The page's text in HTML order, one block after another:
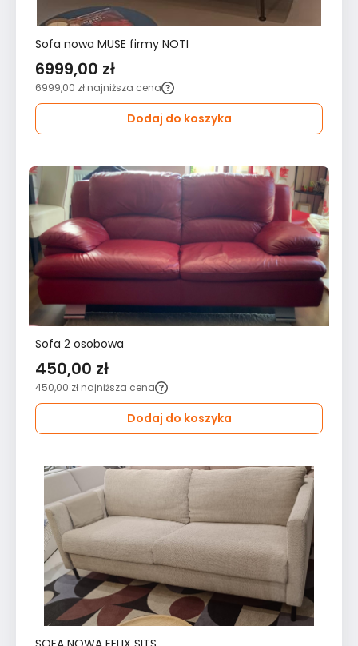
Sofa nowa MUSE firmy NOTI
6999,00 zł
6999,00 zł najniższa cena
Dodaj do koszyka
Sofa 2 osobowa
450,00 zł
450,00 zł najniższa cena
Dodaj do koszyka